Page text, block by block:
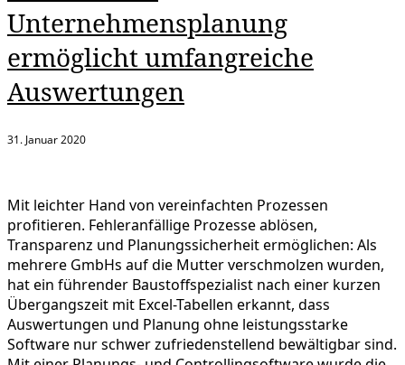
Unternehmensplanung
ermöglicht umfangreiche
Auswertungen
31. Januar 2020
Mit leichter Hand von vereinfachten Prozessen
profitieren. Fehleranfällige Prozesse ablösen,
Transparenz und Planungssicherheit ermöglichen: Als
mehrere GmbHs auf die Mutter verschmolzen wurden,
hat ein führender Baustoffspezialist nach einer kurzen
Übergangszeit mit Excel-Tabellen erkannt, dass
Auswertungen und Planung ohne leistungsstarke
Software nur schwer zufriedenstellend bewältigbar sind.